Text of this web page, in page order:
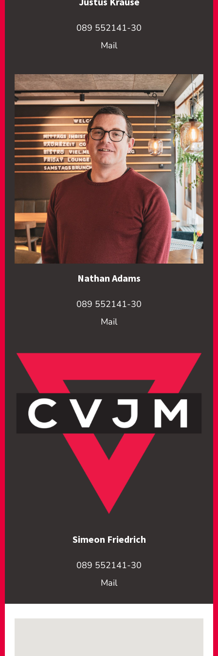
089 552141-30
Mail
Nathan Adams
089 552141-30
Mail
Simeon Friedrich
089 552141-30
Mail